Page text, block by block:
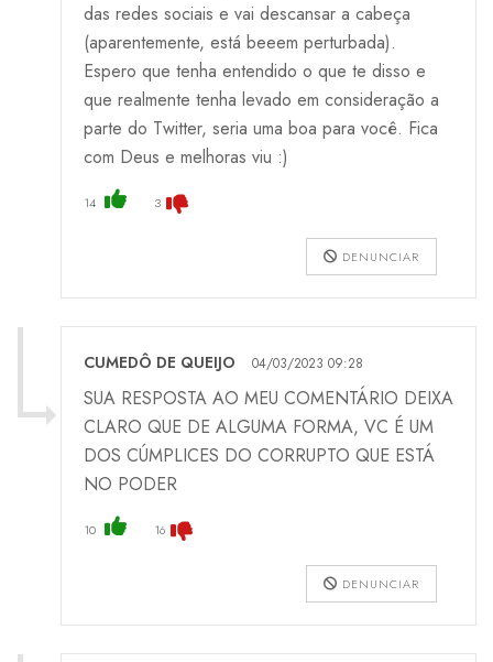
das redes sociais e vai descansar a cabeça
(aparentemente, está beeem perturbada).
Espero que tenha entendido o que te disso e
que realmente tenha levado em consideração a
parte do Twitter, seria uma boa para você. Fica
com Deus e melhoras viu :)
14 3
DENUNCIAR
CUMEDÔ DE QUEIJO 04/03/2023 09:28
SUA RESPOSTA AO MEU COMENTÁRIO DEIXA
CLARO QUE DE ALGUMA FORMA, VC É UM
DOS CÚMPLICES DO CORRUPTO QUE ESTÁ
NO PODER
10 16
DENUNCIAR